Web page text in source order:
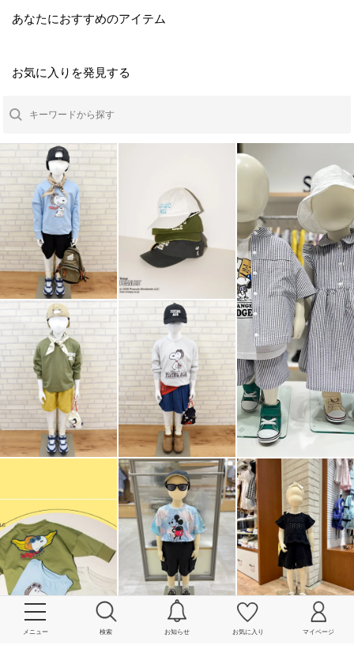
メニュー 検索 お知らせ お気に入り マイページ
あなたにおすすめのアイテム
お気に入りを発見する